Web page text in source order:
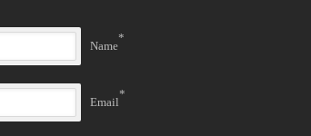
Name
*
Email
*